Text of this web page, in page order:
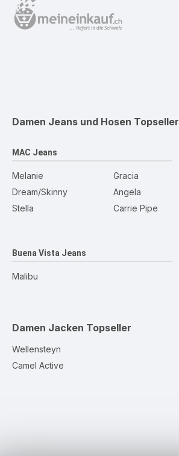
Damen Jeans und Hosen Topseller
MAC Jeans
Melanie
Dream/Skinny
Stella
Gracia
Angela
Carrie Pipe
Buena Vista Jeans
Malibu
Damen Jacken Topseller
Wellensteyn
Camel Active